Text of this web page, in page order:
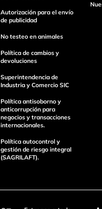
Autorización para el envío
de publicidad
No testeo en animales
Política de cambios y
devoluciones
Superintendencia de
Industria y Comercio SIC
Política antisoborno y
anticorrupción para
negocios y transacciones
internacionales.
Política autocontrol y
gestión de riesgo integral
(SAGRILAFT).